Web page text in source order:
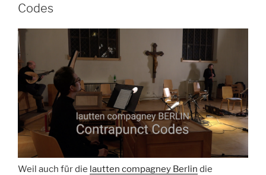
Codes
Weil auch für die lautten compagney Berlin die